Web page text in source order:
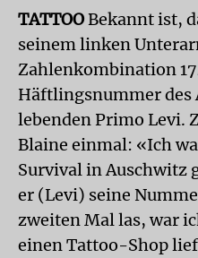
TATTOOBekannt ist,
seinem linken
Zahlenkombination
Häftlingsnummer
lebenden Primo Levi.
Blaine einmal: «Ich
Survival in Auschwitz
er (Levi) seine
zweiten Mal las, war
einen Tattoo-Shop